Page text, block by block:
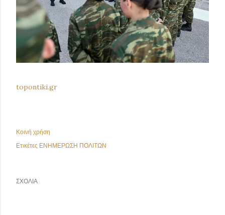
topontiki.gr
Κοινή χρήση
Ετικέτες ΕΝΗΜΕΡΩΣΗ ΠΟΛΙΤΩΝ
ΣΧΌΛΙΑ